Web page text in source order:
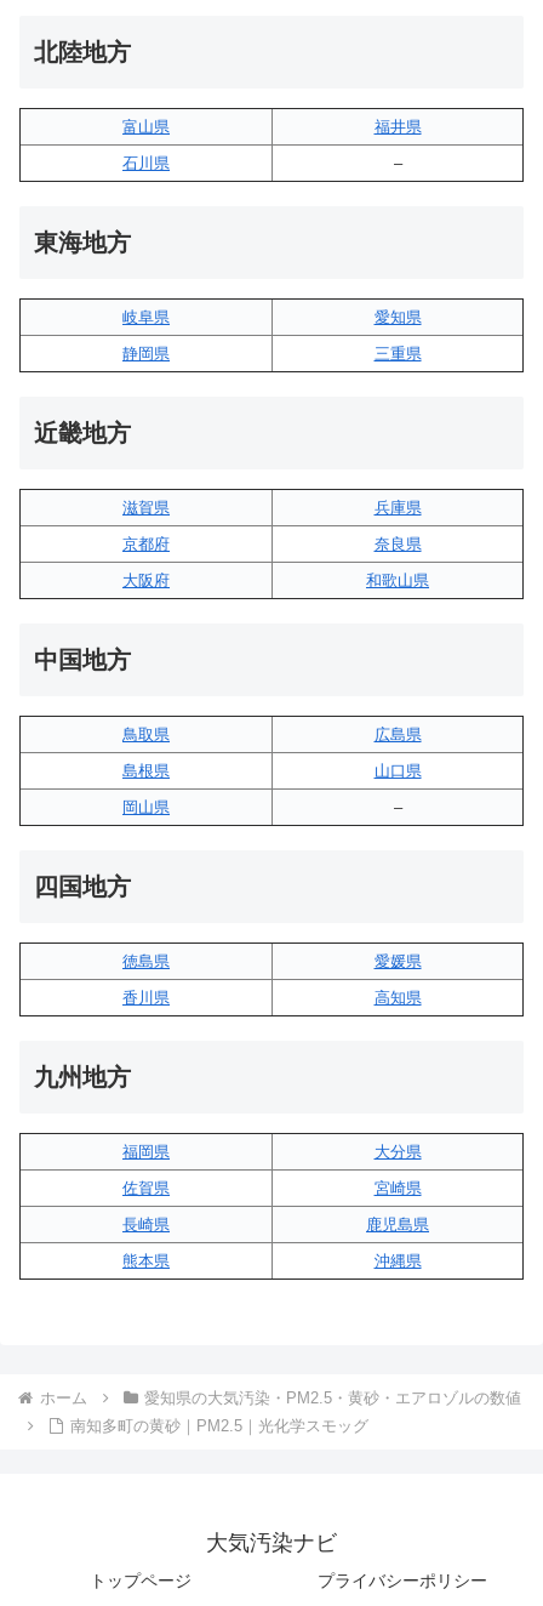
北陸地方
富山県
福井県
石川県
–
東海地方
岐阜県
愛知県
静岡県
三重県
近畿地方
滋賀県
兵庫県
京都府
奈良県
大阪府
和歌山県
中国地方
鳥取県
広島県
島根県
山口県
岡山県
–
四国地方
徳島県
愛媛県
香川県
高知県
九州地方
福岡県
大分県
佐賀県
宮崎県
長崎県
鹿児島県
熊本県
沖縄県
ホーム
愛知県の大気汚染・PM2.5・黄砂・エアロゾルの数値
南知多町の黄砂｜PM2.5｜光化学スモッグ
大気汚染ナビ
トップページ プライバシーポリシー